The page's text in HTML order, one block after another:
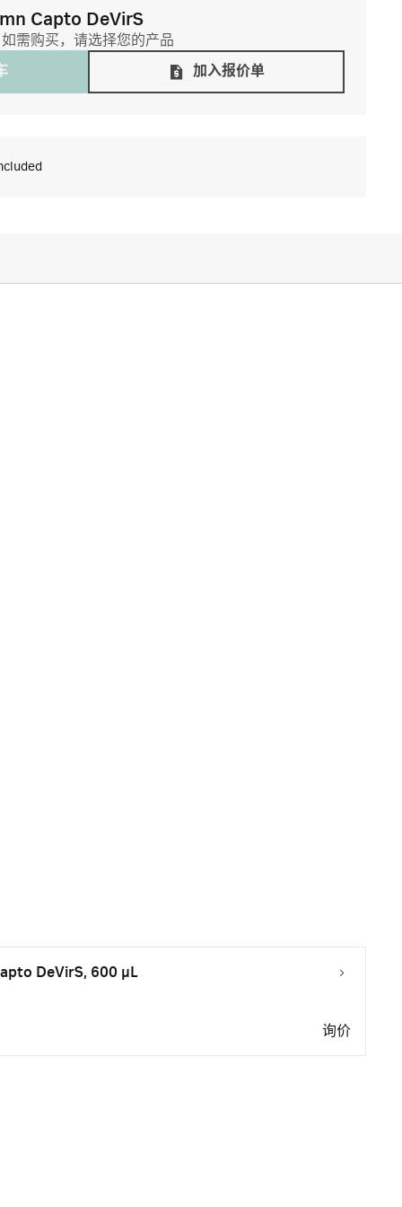
Capto DeVirS
如需购买，请选择您的产品
加入报价单
DeVirS, 600 µL
询价